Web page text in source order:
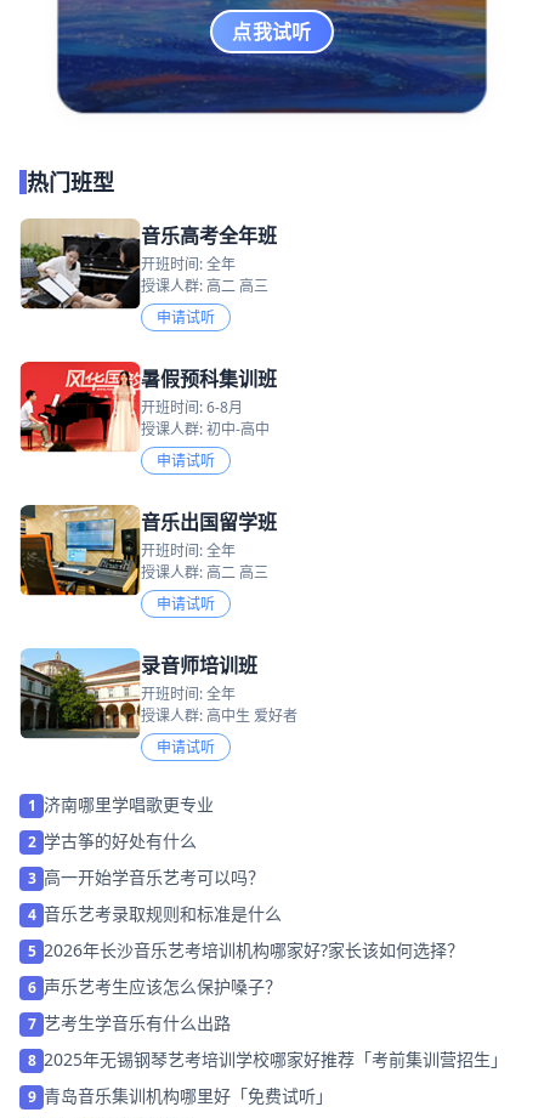
点我试听
热门班型
音乐高考全年班
开班时间: 全年
授课人群: 高二 高三
申请试听
暑假预科集训班
开班时间: 6-8月
授课人群: 初中-高中
申请试听
音乐出国留学班
开班时间: 全年
授课人群: 高二 高三
申请试听
录音师培训班
开班时间: 全年
授课人群: 高中生 爱好者
申请试听
1 济南哪里学唱歌更专业
2 学古筝的好处有什么
3 高一开始学音乐艺考可以吗？
4 音乐艺考录取规则和标准是什么
5 2026年长沙音乐艺考培训机构哪家好?家长该如何选择？
6 声乐艺考生应该怎么保护嗓子？
7 艺考生学音乐有什么出路
8 2025年无锡钢琴艺考培训学校哪家好推荐「考前集训营招生」
9 青岛音乐集训机构哪里好「免费试听」